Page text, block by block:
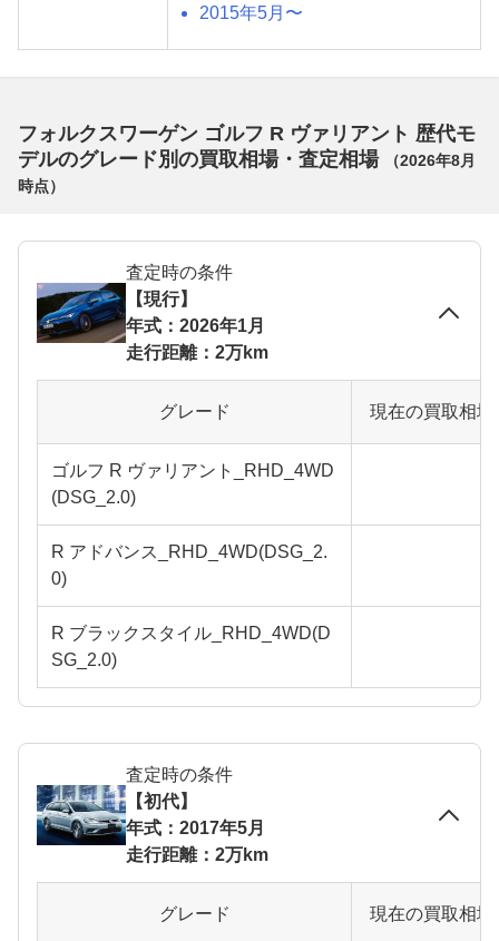
2015年5月〜
フォルクスワーゲン ゴルフ R ヴァリアント 歴代モ
デルのグレード別の買取相場・査定相場
（2026年8月
時点）
査定時の条件
【現行】
年式：2026年1月
走行距離：2万km
グレード 現在の買取相
ゴルフ R ヴァリアント_RHD_4WD
(DSG_2.0)
R アドバンス_RHD_4WD(DSG_2.
0)
R ブラックスタイル_RHD_4WD(D
SG_2.0)
査定時の条件
【初代】
年式：2017年5月
走行距離：2万km
グレード 現在の買取相